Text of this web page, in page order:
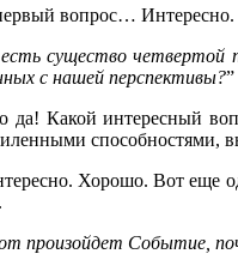
вопрос… Интересно.
существо четвертой
с нашей перспективы?”
да! Какой интересный
способностями,
Хорошо. Вот еще
произойдет Событие,